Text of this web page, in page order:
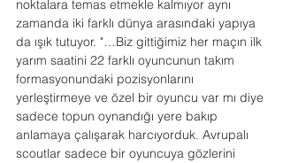
noktalara temas etmekle kalmıyor aynı
zamanda iki farklı dünya arasındaki yapıya
da ışık tutuyor. "…Biz gittiğimiz her maçın ilk
yarım saatini 22 farklı oyuncunun takım
formasyonundaki pozisyonlarını
yerleştirmeye ve özel bir oyuncu var mı diye
sadece topun oynandığı yere bakıp
anlamaya çalışarak harcıyorduk. Avrupalı
scoutlar sadece bir oyuncuya gözlerini